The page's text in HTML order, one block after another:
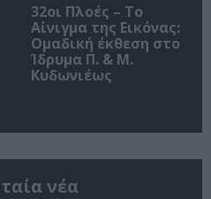
32οι Πλοές – Το
Αίνιγμα της Εικόνας:
Ομαδική έκθεση στο
Ίδρυμα Π. & Μ.
Κυδωνιέως
νέα